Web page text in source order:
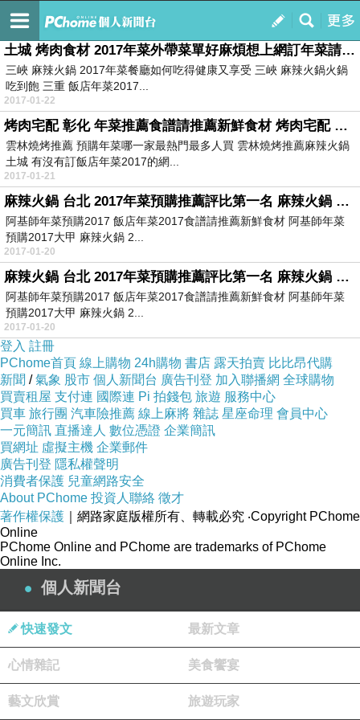
我的
訂閱
土城 烤肉食材 2017年菜外帶菜單好麻煩想上網訂年菜請推薦 土城 烤肉食材
三峽 麻辣火鍋 2017年菜餐廳如何吃得健康又享受 三峽 麻辣火鍋火鍋
吃到飽 三重 飯店年菜2017...
2017-01-22
烤肉宅配 彰化 年菜推薦食譜請推薦新鮮食材 烤肉宅配 彰化
雲林燒烤推薦 預購年菜哪一家最熱門最多人買 雲林燒烤推薦麻辣火鍋
土城 有沒有訂飯店年菜2017的網...
2017-01-21
麻辣火鍋 台北 2017年菜預購推薦評比第一名 麻辣火鍋 台北@E@@E@
阿基師年菜預購2017 飯店年菜2017食譜請推薦新鮮食材 阿基師年菜
預購2017大甲 麻辣火鍋 2...
2017-01-20
麻辣火鍋 台北 2017年菜預購推薦評比第一名 麻辣火鍋 台北
阿基師年菜預購2017 飯店年菜2017食譜請推薦新鮮食材 阿基師年菜
預購2017大甲 麻辣火鍋 2...
2017-01-20
登入 註冊
PChome首頁 線上購物 24h購物 書店 露天拍賣 比比昂代購
新聞 /氣象 股市 個人新聞台 廣告刊登 加入聯播網 全球購物
買賣租屋 支付連 國際連 Pi 拍錢包 旅遊 服務中心
買車 旅行團 汽車險推薦 線上麻將 雜誌 星座命理 會員中心
一元簡訊 直播達人 數位憑證 企業簡訊
買網址 虛擬主機 企業郵件
廣告刊登 隱私權聲明
消費者保護 兒童網路安全
About PChome 投資人聯絡 徵才
著作權保護 ｜網路家庭版權所有、轉載必究 ‧Copyright PChome
Online
PChome Online and PChome are trademarks of PChome
Online Inc.
個人新聞台
快速發文 最新文章
心情雜記 美食饗宴
藝文欣賞 旅遊玩家